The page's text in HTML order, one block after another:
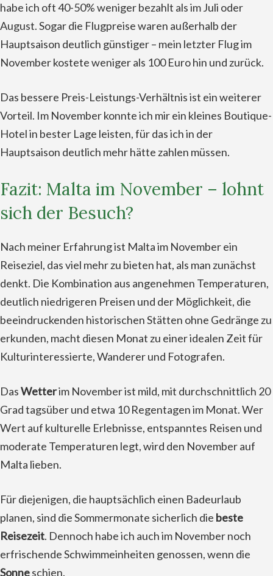
habe ich oft 40-50% weniger bezahlt als im Juli oder
August. Sogar die Flugpreise waren außerhalb der
Hauptsaison deutlich günstiger – mein letzter Flug im
November kostete weniger als 100 Euro hin und zurück.
Das bessere Preis-Leistungs-Verhältnis ist ein weiterer
Vorteil. Im November konnte ich mir ein kleines Boutique-
Hotel in bester Lage leisten, für das ich in der
Hauptsaison deutlich mehr hätte zahlen müssen.
Fazit: Malta im November – lohnt
sich der Besuch?
Nach meiner Erfahrung ist Malta im November ein
Reiseziel, das viel mehr zu bieten hat, als man zunächst
denkt. Die Kombination aus angenehmen Temperaturen,
deutlich niedrigeren Preisen und der Möglichkeit, die
beeindruckenden historischen Stätten ohne Gedränge zu
erkunden, macht diesen Monat zu einer idealen Zeit für
Kulturinteressierte, Wanderer und Fotografen.
DasWetterim November ist mild, mit durchschnittlich 20
Grad tagsüber und etwa 10 Regentagen im Monat. Wer
Wert auf kulturelle Erlebnisse, entspanntes Reisen und
moderate Temperaturen legt, wird den November auf
Malta lieben.
Für diejenigen, die hauptsächlich einen Badeurlaub
planen, sind die Sommermonate sicherlich die beste
Reisezeit. Dennoch habe ich auch im November noch
erfrischende Schwimmeinheiten genossen, wenn die
Sonneschien.